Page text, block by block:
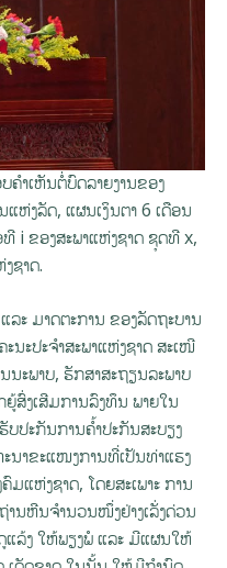
ຄຳເຫັນຕໍ່ບົດລາຍງານຂອງ
ຫ່ງລັດ, ແຜນເງິນຕາ 6 ເດືອນ
i ຂອງສະພາແຫ່ງຊາດ ຊຸດທີ x,
ຊາດ.
ລະ ມາດຕະການ ຂອງລັດຖະບານ
ະປະຈຳສະພາແຫ່ງຊາດ ສະເໜີ
ະພາບ, ຮັກສາສະຖຽນລະພາບ
ສົ່ງເສີມການລົງທຶນ ພາຍໃນ
ບປະກັນການຄໍ້າປະກັນສະບຽງ
ນາຂະແໜງການທີ່ເປັນທ່າແຮງ
ມແຫ່ງຊາດ, ໂດຍສະເພາະ ການ
ານຫີນຈໍານວນໜຶ່ງຢ່າງເລັ່ງດ່ວນ
ແລ້ງ ໃຫ້ພຽງພໍ ແລະ ມີແຜນໃຫ້